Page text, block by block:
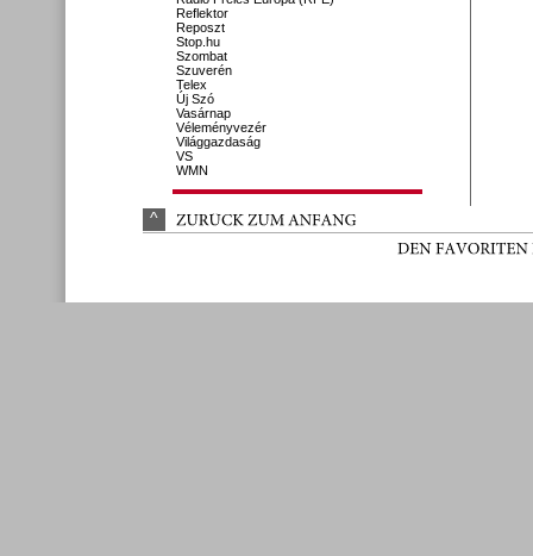
Reflektor
Reposzt
Stop.hu
Szombat
Szuverén
Telex
Új Szó
Vasárnap
Véleményvezér
Világgazdaság
VS
WMN
^ ZURÜCK ZUM ANFANG
DEN FAVORITEN